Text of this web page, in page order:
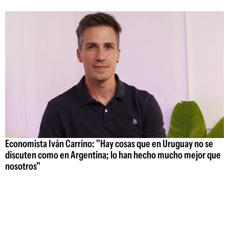
Economista Iván Carrino: "Hay cosas que en Uruguay no se
discuten como en Argentina; lo han hecho mucho mejor que
nosotros"